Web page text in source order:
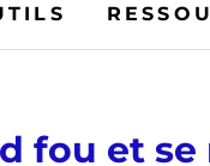
fou et